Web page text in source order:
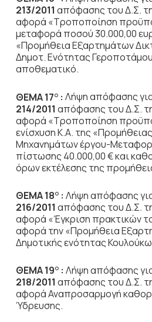
213/2011 απόφασης του Δ.Σ.
αφορά «Τροποποίηση
μεταφορά ποσού 30.000,00
«Προμήθεια Εξαρτημάτων
Δημοτ. Ενότητας
αποθεματικό.
ΘΕΜΑ 17Ο: Λήψη απόφασης
214/2011 απόφασης του Δ.Σ.
αφορά «Τροποποίηση
ενίσχυση Κ.Α. της
Μηχανημάτων έργου-
πίστωσης 40.000,00 € και
όρων εκτέλεσης της
ΘΕΜΑ 18Ο: Λήψη απόφασης
216/2011 απόφασης του Δ.Σ.
αφορά «Έγκριση πρακτικών
αφορά την «Προμήθεια
Δημοτικής ενότητας
ΘΕΜΑ 19Ο: Λήψη απόφασης
218/2011 απόφασης του Δ.Σ.
αφορά Αναπροσαρμογή
Ύδρευσης.